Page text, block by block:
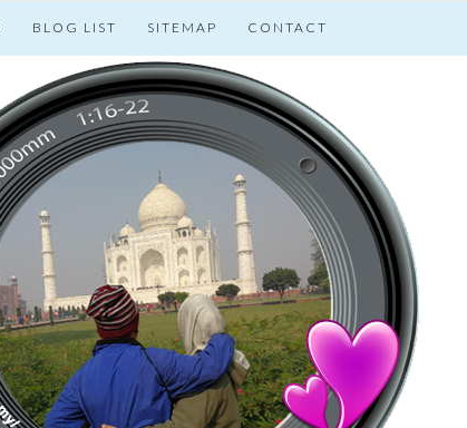
BLOG LIST SITEMAP CONTACT